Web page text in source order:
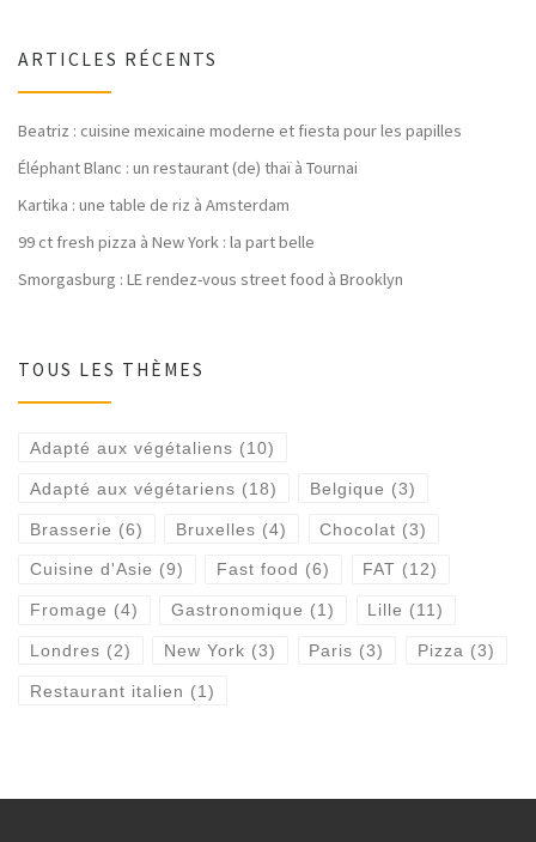
ARTICLES RÉCENTS
Beatriz : cuisine mexicaine moderne et fiesta pour les papilles
Éléphant Blanc : un restaurant (de) thaï à Tournai
Kartika : une table de riz à Amsterdam
99 ct fresh pizza à New York : la part belle
Smorgasburg : LE rendez-vous street food à Brooklyn
TOUS LES THÈMES
Adapté aux végétaliens (10)
Adapté aux végétariens (18) Belgique (3)
Brasserie (6) Bruxelles (4) Chocolat (3)
Cuisine d'Asie (9) Fast food (6) FAT (12)
Fromage (4) Gastronomique (1) Lille (11)
Londres (2) New York (3) Paris (3) Pizza (3)
Restaurant italien (1)